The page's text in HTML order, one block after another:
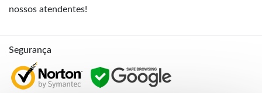
nossos atendentes!
Segurança